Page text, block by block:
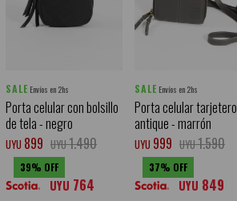
SALE Envíos en 2hs
Porta celular con bolsillo
de tela - negro
UYU 899 UYU1.490
39
UYU 764
SALE Envíos en 2hs
Porta celular tarjetero
antique - marrón
UYU 999 UYU1.590
37
UYU 849